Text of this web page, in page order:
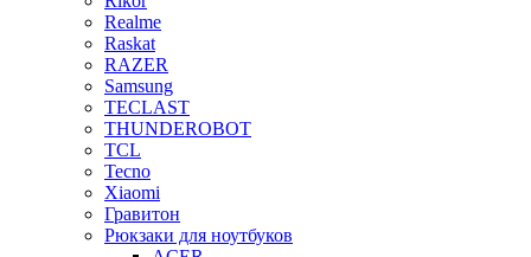
Realme
Raskat
RAZER
Samsung
TECLAST
THUNDEROBOT
TCL
Tecno
Xiaomi
Гравитон
Рюкзаки для ноутбуков